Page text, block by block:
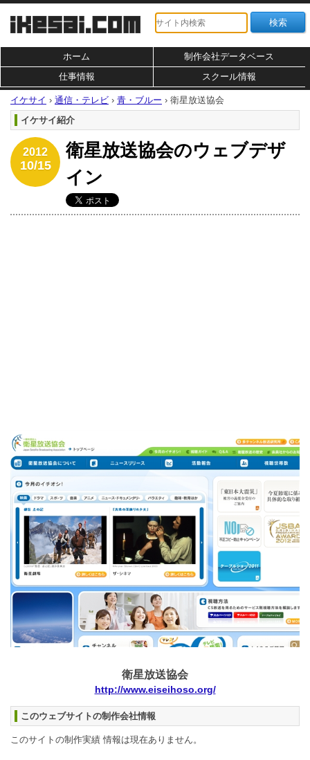
ホーム
制作会社データベース
仕事情報
スクール情報
イケサイ › 通信・テレビ › 青・ブルー › 衛星放送協会
イケサイ紹介
2012
10/15
衛星放送協会のウェブデザ
イン
衛星放送協会
http://www.eiseihoso.org/
このウェブサイトの制作会社情報
このサイトの制作実績 情報は現在ありません。